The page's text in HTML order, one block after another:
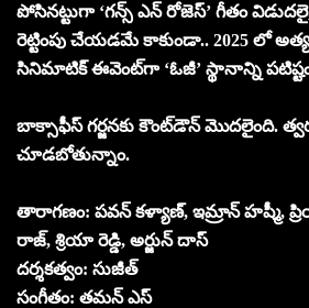
పోసినట్టుగా ‘గన్స్ ఎన్ రోజెస్’ గీతం
రెట్టింపు చేయడమే కాకుండా.. 2025 లో
సినిమాటిక్ ఈవెంట్‌గా ‘ఓజీ’ స్థానాన్ని
బాక్సాఫీస్ గర్జనకు కౌంట్‌డౌన్ మొదలైంది.
చూడబోతున్నాం.
తారాగణం: పవన్ కళ్యాణ్, ఇమ్రాన్ హష్మీ,
రాజ్, శ్రియా రెడ్డి, అర్జున్ దాస్
దర్శకత్వం: సుజీత్
సంగీతం: తమన్ ఎస్